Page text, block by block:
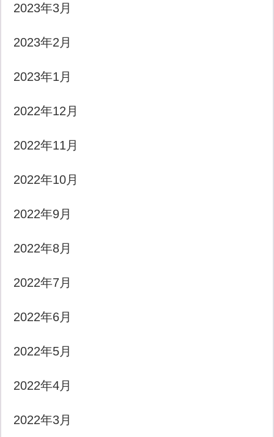
2023年3月
2023年2月
2023年1月
2022年12月
2022年11月
2022年10月
2022年9月
2022年8月
2022年7月
2022年6月
2022年5月
2022年4月
2022年3月